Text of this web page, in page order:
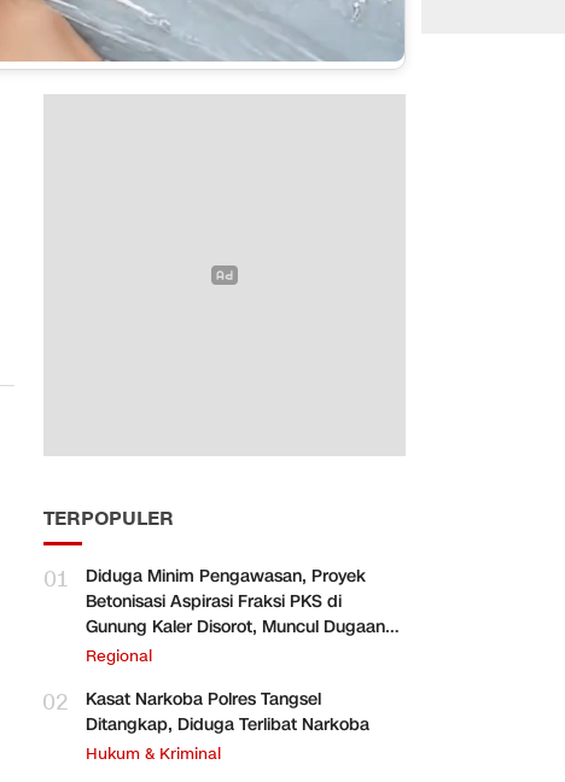
TERPOPULER
01
Diduga Minim Pengawasan, Proyek
Betonisasi Aspirasi Fraksi PKS di
Gunung Kaler Disorot, Muncul Dugaan
Pengurangan Volume
Regional
02
Kasat Narkoba Polres Tangsel
Ditangkap, Diduga Terlibat Narkoba
Hukum & Kriminal